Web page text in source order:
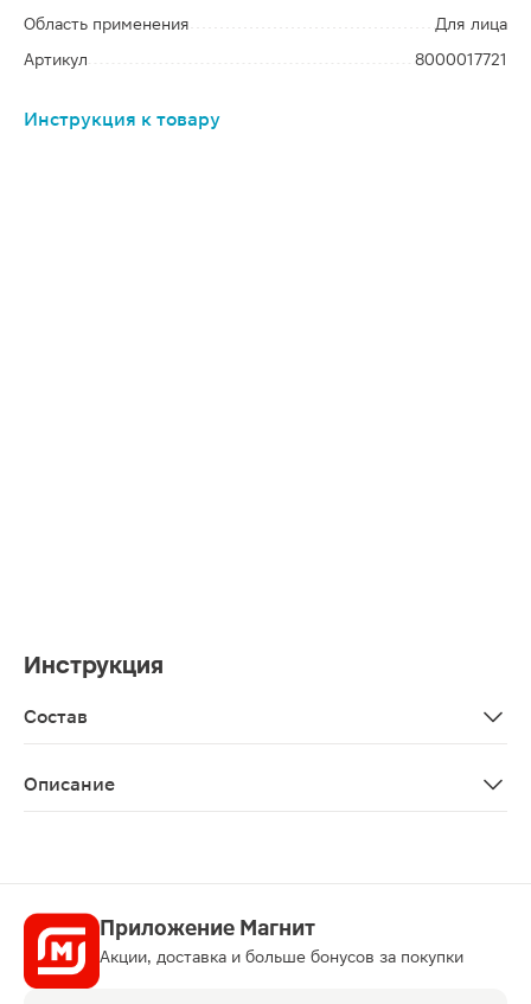
Область применения
Для лица
Артикул
8000017721
Инструкция к товару
Инструкция
Состав
Описание
Приложение Магнит
Акции, доставка и больше бонусов за покупки